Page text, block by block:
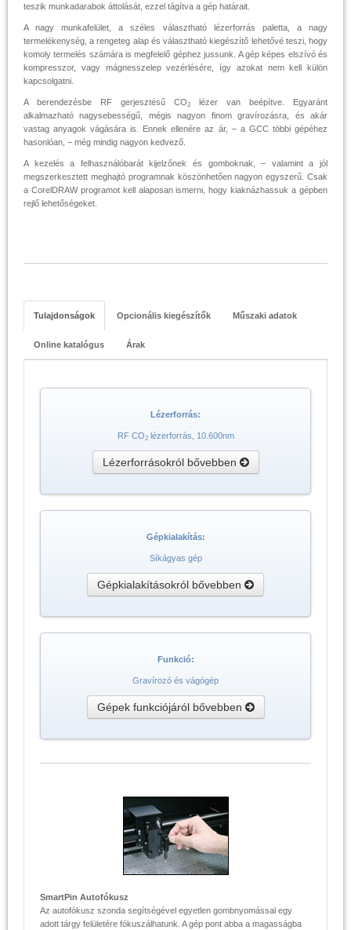
teszik munkadarabok áttolását, ezzel tágítva a gép határait.
A nagy munkafelület, a széles választható lézerforrás paletta, a nagy
termelékenység, a rengeteg alap és választható kiegészítő lehetővé teszi, hogy
komoly termelés számára is megfelelő géphez jussunk. A gép képes elszívó és
kompresszor, vagy mágnesszelep vezérlésére, így azokat nem kell külön
kapcsolgatni.
A berendezésbe RF gerjesztésű CO2
lézer van beépítve. Egyaránt
alkalmazható nagysebességű, mégis nagyon finom gravírozásra, és akár
vastag anyagok vágására is. Ennek ellenére az ár, – a GCC többi gépéhez
hasonlóan, – még mindig nagyon kedvező.
A kezelés a felhasználóbarát kijelzőnek és gomboknak, – valamint a jól
megszerkesztett meghajtó programnak köszönhetően nagyon egyszerű. Csak
a CorelDRAW programot kell alaposan ismerni, hogy kiaknázhassuk a gépben
rejlő lehetőségeket.
Tulajdonságok Opcionális kiegészítők Műszaki adatok
Online katalógus Árak
Lézerforrás:
RF CO2lézerforrás, 10.600nm
Lézerforrásokról bővebben
Gépkialakítás:
Síkágyas gép
Gépkialakításokról bővebben
Funkció:
Gravírozó és vágógép
Gépek funkciójáról bővebben
SmartPin Autofókusz
Az autofókusz szonda segítségével egyetlen gombnyomással egy
adott tárgy felületére fókuszálhatunk. A gép pont abba a magasságba